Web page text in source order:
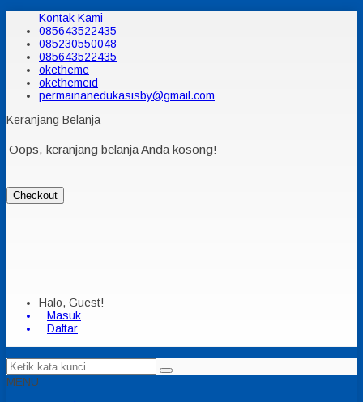
Kontak Kami
085643522435
085230550048
085643522435
oketheme
okethemeid
permainanedukasisby@gmail.com
Keranjang Belanja
Oops, keranjang belanja Anda kosong!
Checkout
Halo, Guest!
Masuk
Daftar
MENU